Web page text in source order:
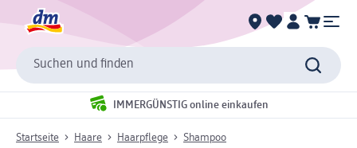
Suchen und finden
IMMERGÜNSTIG online einkaufen
Startseite Haare Haarpflege Shampoo